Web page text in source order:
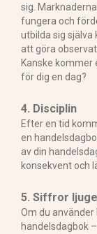
sig.
fungera och
utbilda sig
att göra
Kanske kommer
för dig en dag?
4. Disciplin
Efter en tid
en
av din
konsekvent och
5. Siffror
Om du
handelsdagbok